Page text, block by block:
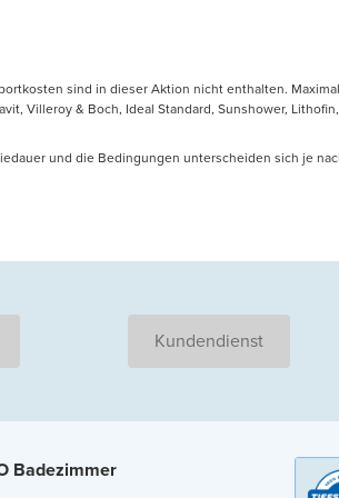
sind in dieser Aktion nicht enthalten.
Villeroy & Boch, Ideal Standard, Sunshower,
und die Bedingungen unterscheiden sich je
Kundendienst
Badezimmer